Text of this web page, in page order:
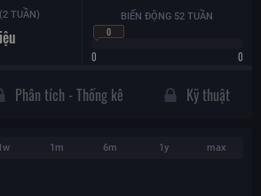
TUẦN) BIẾN ĐỘNG 52 TUẦN
0
0
0
Phân tích - Thống kê Kỹ thuật
1m 6m 1y max